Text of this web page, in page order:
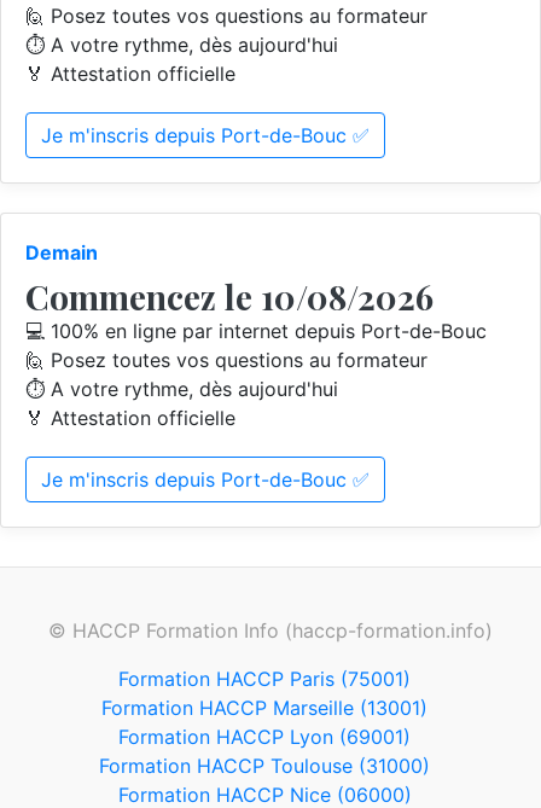
🙋 Posez toutes vos questions au formateur
⏱️ A votre rythme, dès aujourd'hui
🏅 Attestation officielle
Je m'inscris depuis Port-de-Bouc ✅
Demain
Commencez le 10/08/2026
💻 100% en ligne par internet depuis Port-de-Bouc
🙋 Posez toutes vos questions au formateur
⏱️ A votre rythme, dès aujourd'hui
🏅 Attestation officielle
Je m'inscris depuis Port-de-Bouc ✅
© HACCP Formation Info (haccp-formation.info)
Formation HACCP Paris (75001)
Formation HACCP Marseille (13001)
Formation HACCP Lyon (69001)
Formation HACCP Toulouse (31000)
Formation HACCP Nice (06000)